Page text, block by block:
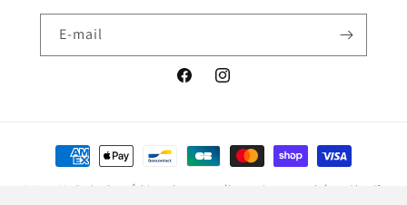
E-mail
FacebookInstagram
Moyens
de
© 2026, Ma Petite Para Éthique
Commerce électronique propulsé par Shopify